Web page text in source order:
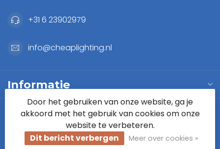
+31 6 23902979
info@cheaplighting.nl
Informatie
Mijn account
Door het gebruiken van onze website, ga je
akkoord met het gebruik van cookies om onze
website te verbeteren.
Dit bericht verbergen
Meer over cookies »